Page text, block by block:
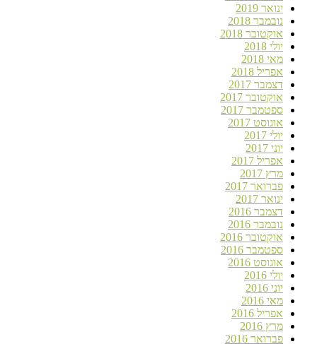
ינואר 2019
נובמבר 2018
אוקטובר 2018
יולי 2018
מאי 2018
אפריל 2018
דצמבר 2017
אוקטובר 2017
ספטמבר 2017
אוגוסט 2017
יולי 2017
יוני 2017
אפריל 2017
מרץ 2017
פברואר 2017
ינואר 2017
דצמבר 2016
נובמבר 2016
אוקטובר 2016
ספטמבר 2016
אוגוסט 2016
יולי 2016
יוני 2016
מאי 2016
אפריל 2016
מרץ 2016
פברואר 2016